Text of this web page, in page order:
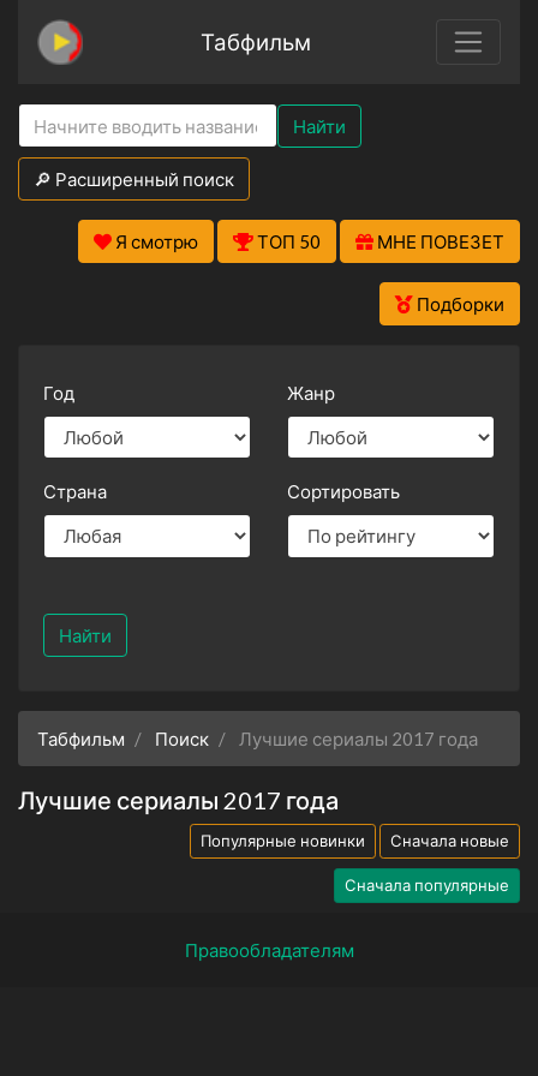
Табфильм
Найти
🔎 Расширенный поиск
Я смотрю ТОП 50 МНЕ ПОВЕЗЕТ
Подборки
Год Жанр
Страна Сортировать
Найти
Табфильм Поиск Лучшие сериалы 2017 года
Лучшие сериалы 2017 года
Популярные новинки Сначала новые
Сначала популярные
Правообладателям